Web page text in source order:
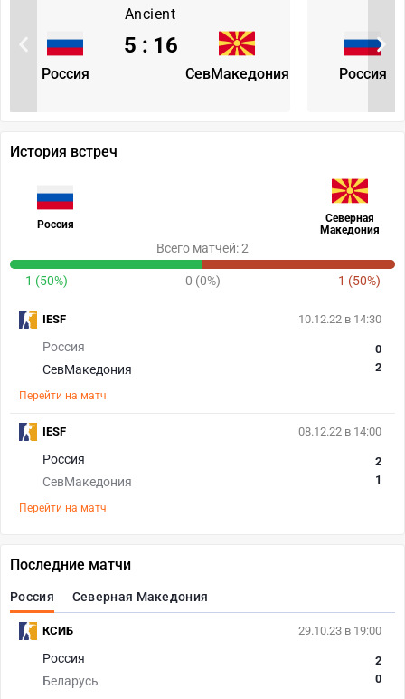
Ancient
Россия СевМакедония
5 : 16
Россия
История встреч
Россия
Северная
Македония
Всего матчей: 2
1 (50%) 0 (0%) 1 (50%)
10.12.22 в 14:30
Россия
СевМакедония
0
2
Перейти на матч
IESF
08.12.22 в 14:00
Россия
СевМакедония
2
1
Перейти на матч
IESF
Последние матчи
Россия Северная Македония
29.10.23 в 19:00
Россия
Беларусь
2
0
КСИБ